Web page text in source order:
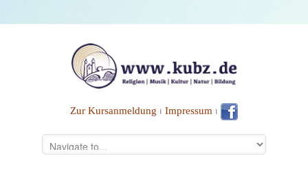
Zur Kursanmeldung ⏐ Impressum ⏐